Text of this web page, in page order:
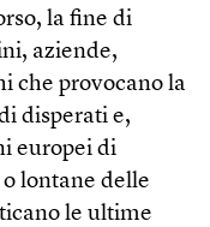
la fine di
aziende,
che provocano la
disperati e,
europei di
lontane delle
le ultime